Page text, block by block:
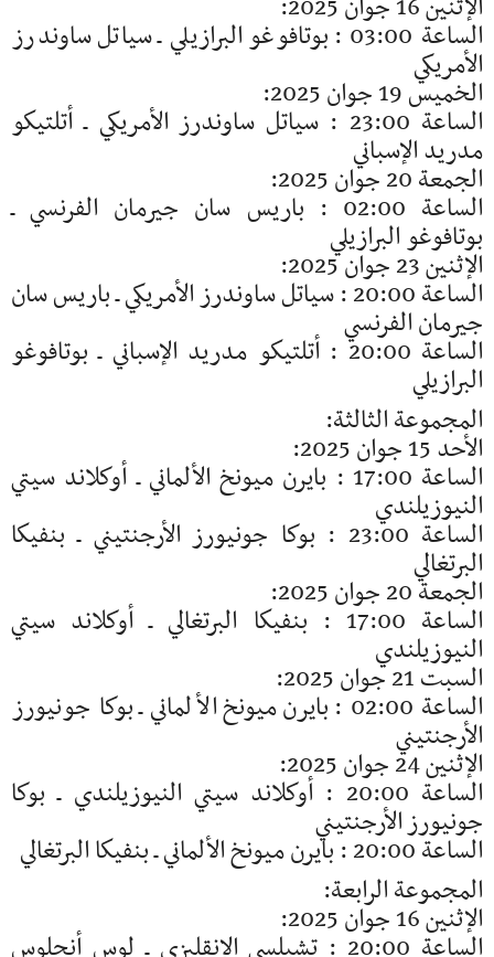
الساعة 03:00 : بوتافوغو البرازيلي ـ سياتل ساوندرز
الأمريكي
الخميس 19 جوان 2025:
الساعة 23:00 : سياتل ساوندرز الأمريكي ـ أتلتيكو
مدريد الإسباني
الجمعة 20 جوان 2025:
الساعة 02:00 : باريس سان جيرمان الفرنسي ـ
بوتافوغو البرازيلي
الإثنين 23 جوان 2025:
الساعة 20:00 : سياتل ساوندرز الأمريكي ـ باريس سان
جيرمان الفرنسي
الساعة 20:00 : أتلتيكو مدريد الإسباني ـ بوتافوغو
البرازيلي
المجموعة الثالثة:
الأحد 15 جوان 2025:
الساعة 17:00 : بايرن ميونخ الألماني ـ أوكلاند سيتي
النيوزيلندي
الساعة 23:00 : بوكا جونيورز الأرجنتيني ـ بنفيكا
البرتغالي
الجمعة 20 جوان 2025:
الساعة 17:00 : بنفيكا البرتغالي ـ أوكلاند سيتي
النيوزيلندي
السبت 21 جوان 2025:
الساعة 02:00 : بايرن ميونخ الألماني ـ بوكا جونيورز
الأرجنتيني
الإثنين 24 جوان 2025:
الساعة 20:00 : أوكلاند سيتي النيوزيلندي ـ بوكا
جونيورز الأرجنتيني
الساعة 20:00 : بايرن ميونخ الألماني ـ بنفيكا البرتغالي
المجموعة الرابعة:
الإثنين 16 جوان 2025: